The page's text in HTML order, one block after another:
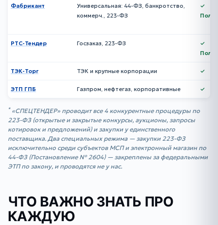
Фабрикант
Универсальная: 44-ФЗ, банкротство,
коммерч., 223-ФЗ
✓
РТС-Тендер Госзаказ, 223-ФЗ
✓
ТЭК-Торг ТЭК и крупные корпорации ✓
ЭТП ГПБ Газпром, нефтегаз, корпоративные ✓
*«СПЕЦТЕНДЕР» проводит все 4 конкурентные процедуры по
223-ФЗ (открытые и закрытые конкурсы, аукционы, запросы
котировок и предложений) и закупки у единственного
поставщика. Два специальных режима — закупки 223-ФЗ
исключительно среди субъектов МСП и электронный магазин по
44-ФЗ (Постановление № 2604) — закреплены за федеральными
ЭТП по закону, и проводятся не у нас.
ЧТО ВАЖНО ЗНАТЬ ПРО
КАЖДУЮ